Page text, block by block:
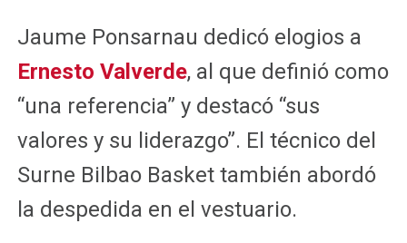
Jaume Ponsarnau dedicó elogios a
Ernesto Valverde, al que definió como
“una referencia” y destacó “sus
valores y su liderazgo”. El técnico del
Surne Bilbao Basket también abordó
la despedida en el vestuario.